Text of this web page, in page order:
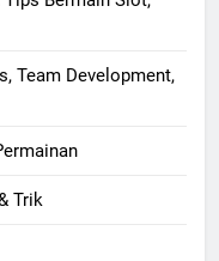
Team Development,
Trik